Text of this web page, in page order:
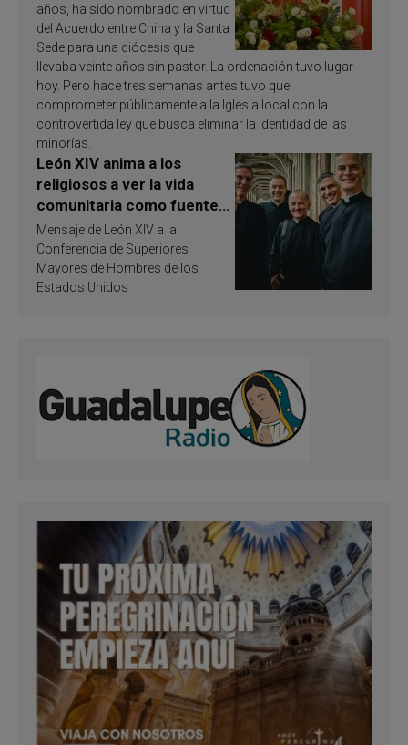
años, ha sido nombrado en virtud
del Acuerdo entre China y la Santa
Sede para una diócesis que
llevaba veinte años sin pastor. La ordenación tuvo lugar
hoy. Pero hace tres semanas antes tuvo que
comprometer públicamente a la Iglesia local con la
controvertida ley que busca eliminar la identidad de las
minorías.
León XIV anima a los
religiosos a ver la vida
comunitaria como fuente
de inspiración y
santificación
Mensaje de León XIV a la
Conferencia de Superiores
Mayores de Hombres de los
Estados Unidos